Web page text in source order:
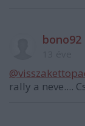
bono92
rally a neve....